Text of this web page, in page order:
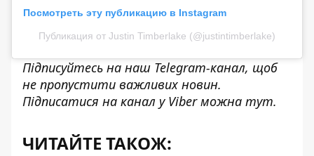
Посмотреть эту публикацию в Instagram
Публикация от Justin Timberlake (@justintimberlake)
Підписуйтесь на наш Telegram-канал, щоб
не пропустити важливих новин.
Підписатися на канал у Viber можна тут.
ЧИТАЙТЕ ТАКОЖ: